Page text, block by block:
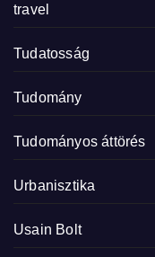
travel
Tudatosság
Tudomány
Tudományos áttörés
Urbanisztika
Usain Bolt